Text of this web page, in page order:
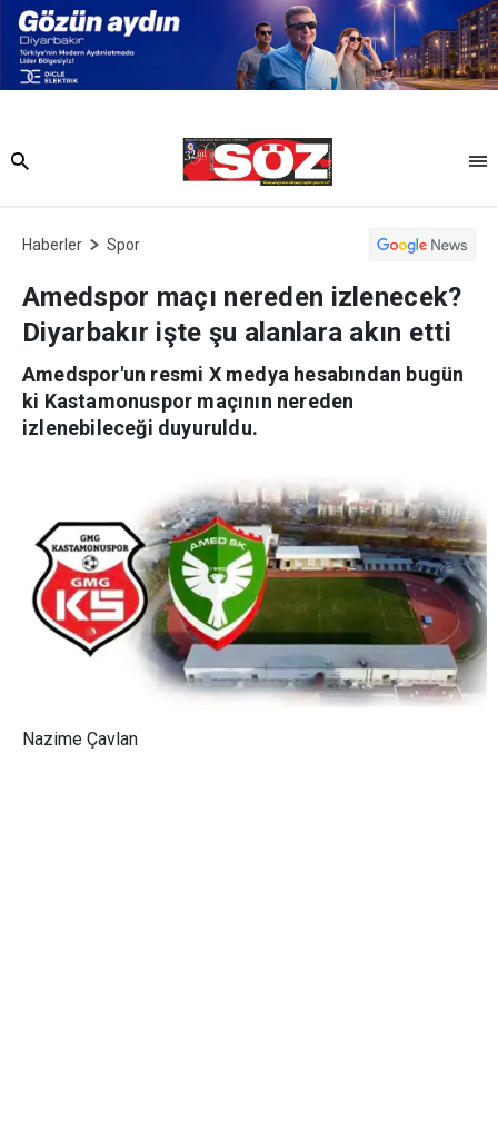
Haberler Spor
Amedspor maçı nereden izlenecek?
Diyarbakır işte şu alanlara akın etti
Amedspor'un resmi X medya hesabından bugün
ki Kastamonuspor maçının nereden
izlenebileceği duyuruldu.
Nazime Çavlan